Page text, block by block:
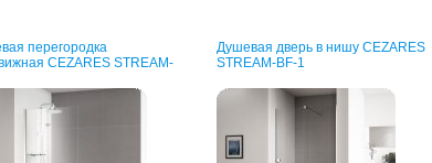
перегородка
CEZARES STREAM-
Душевая дверь в нишу CEZARES
STREAM-BF-1